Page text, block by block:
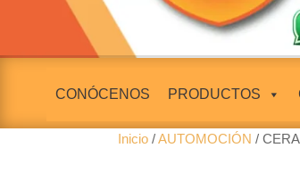
CONÓCENOS PRODUCTOS
Inicio /AUTOMOCIÓN /